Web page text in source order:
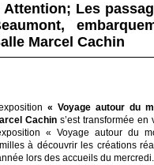
Attention; Les
Marcel Cachin
« Voyage autour du
Cachins’est transformée en
« Voyage autour du
à découvrir les créations
lors des accueils du mercredi.